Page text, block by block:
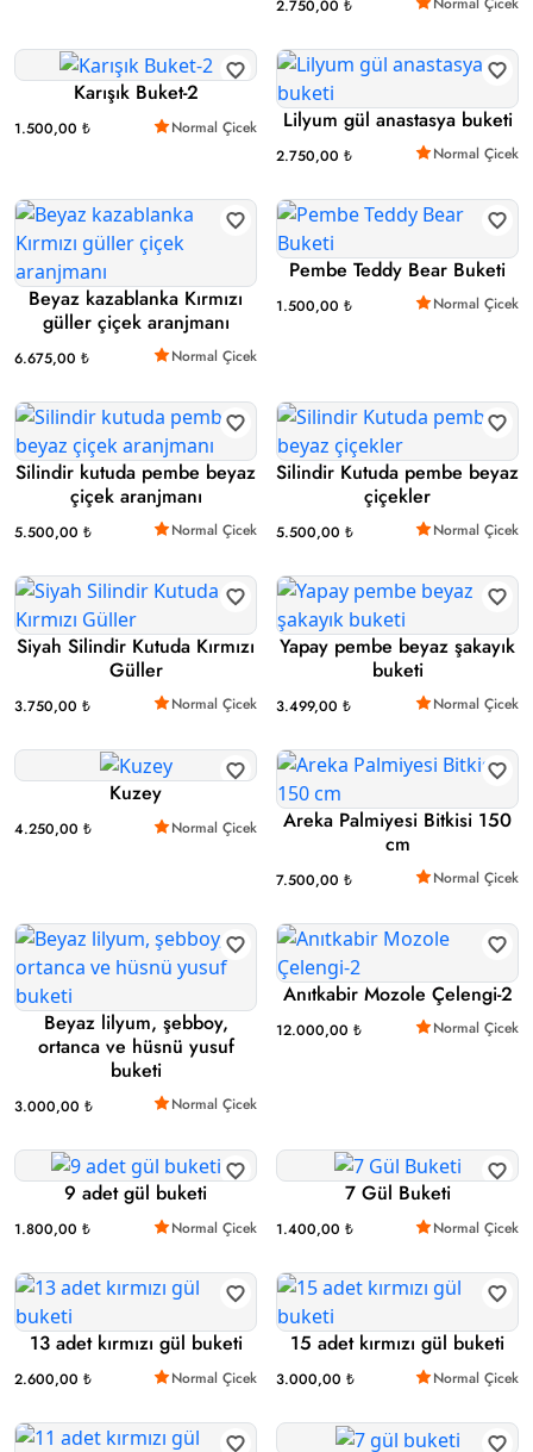
2.750,00 ₺
Karışık Buket-2
1.500,00 ₺ Normal Çicek Lilyum gül anastasya buketi
2.750,00 ₺ Normal Çicek
Beyaz kazablanka Kırmızı
güller çiçek aranjmanı
6.675,00 ₺ Normal Çicek
Pembe Teddy Bear Buketi
1.500,00 ₺ Normal Çicek
Silindir kutuda pembe beyaz
çiçek aranjmanı
5.500,00 ₺ Normal Çicek
Silindir Kutuda pembe beyaz
çiçekler
5.500,00 ₺ Normal Çicek
Siyah Silindir Kutuda Kırmızı
Güller
3.750,00 ₺ Normal Çicek
Yapay pembe beyaz şakayık
buketi
3.499,00 ₺ Normal Çicek
Kuzey
4.250,00 ₺ Normal Çicek
Areka Palmiyesi Bitkisi 150
cm
7.500,00 ₺ Normal Çicek
Beyaz lilyum, şebboy,
ortanca ve hüsnü yusuf
buketi
3.000,00 ₺ Normal Çicek
Anıtkabir Mozole Çelengi-2
12.000,00 ₺ Normal Çicek
9 adet gül buketi
1.800,00 ₺ Normal Çicek
7 Gül Buketi
1.400,00 ₺ Normal Çicek
13 adet kırmızı gül buketi
2.600,00 ₺ Normal Çicek
15 adet kırmızı gül buketi
3.000,00 ₺ Normal Çicek